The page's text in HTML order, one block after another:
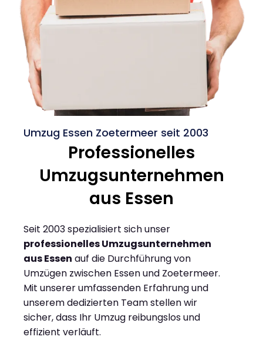
Umzug Essen Zoetermeer seit 2003
Professionelles
Umzugsunternehmen
aus Essen
Seit 2003 spezialisiert sich unser
professionelles Umzugsunternehmen
aus Essen auf die Durchführung von
Umzügen zwischen Essen und Zoetermeer.
Mit unserer umfassenden Erfahrung und
unserem dedizierten Team stellen wir
sicher, dass Ihr Umzug reibungslos und
effizient verläuft.